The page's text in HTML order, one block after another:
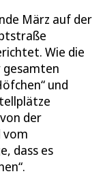
März auf der
Wie die
und
der
vom
dass es